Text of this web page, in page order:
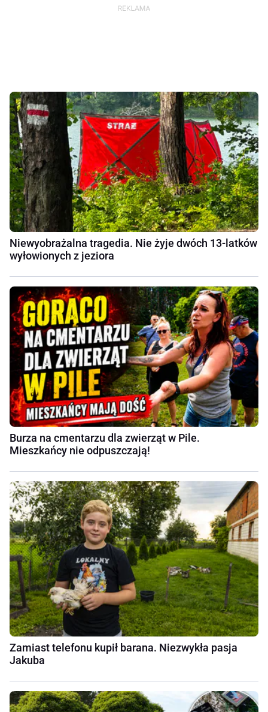
Niewyobrażalna tragedia. Nie żyje dwóch 13-latków
wyłowionych z jeziora
Burza na cmentarzu dla zwierząt w Pile.
Mieszkańcy nie odpuszczają!
Zamiast telefonu kupił barana. Niezwykła pasja
Jakuba